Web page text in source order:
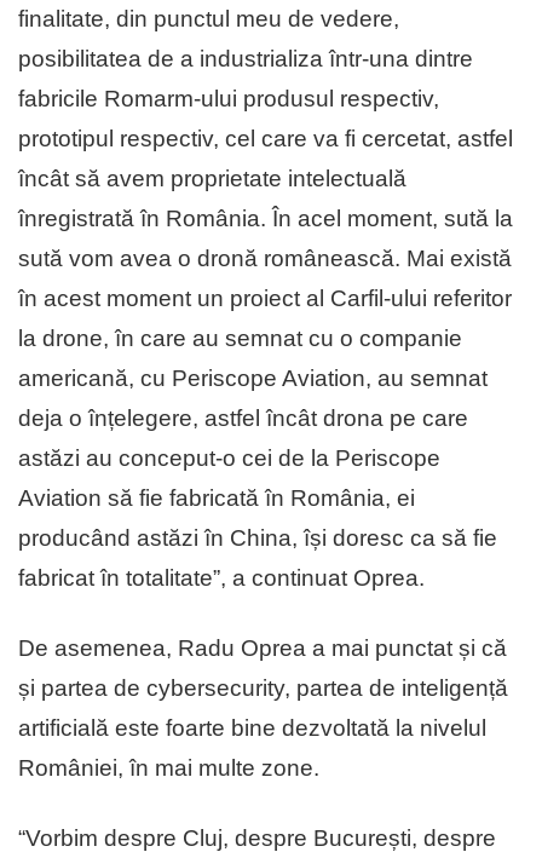
finalitate, din punctul meu de vedere,
posibilitatea de a industrializa într-una dintre
fabricile Romarm-ului produsul respectiv,
prototipul respectiv, cel care va fi cercetat, astfel
încât să avem proprietate intelectuală
înregistrată în România. În acel moment, sută la
sută vom avea o dronă românească. Mai există
în acest moment un proiect al Carfil-ului referitor
la drone, în care au semnat cu o companie
americană, cu Periscope Aviation, au semnat
deja o înțelegere, astfel încât drona pe care
astăzi au conceput-o cei de la Periscope
Aviation să fie fabricată în România, ei
producând astăzi în China, își doresc ca să fie
fabricat în totalitate”, a continuat Oprea.
De asemenea, Radu Oprea a mai punctat și că
și partea de cybersecurity, partea de inteligență
artificială este foarte bine dezvoltată la nivelul
României, în mai multe zone.
“Vorbim despre Cluj, despre București, despre